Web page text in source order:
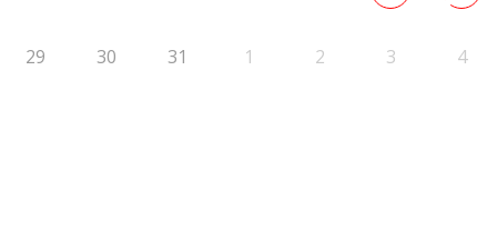
29 30 31 1 2 3 4